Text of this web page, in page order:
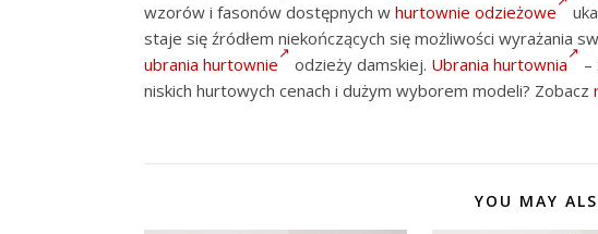
wzorów i fasonów dostępnych w hurtownie odzieżowe
staje się źródłem niekończących się możliwości wyrażania
ubrania hurtownie
odzieży damskiej. Ubrania hurtownia
–
niskich hurtowych cenach i dużym wyborem modeli? Zobacz
YOU MAY